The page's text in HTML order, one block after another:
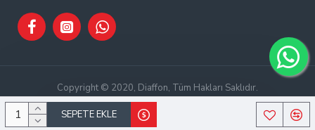
SEPETE EKLE
Copyright © 2020, Diaffon, Tüm Hakları Saklıdır.